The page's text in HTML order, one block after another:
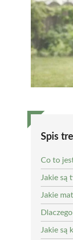
Spis
Co to
Jakie są
Jakie
Jakie są